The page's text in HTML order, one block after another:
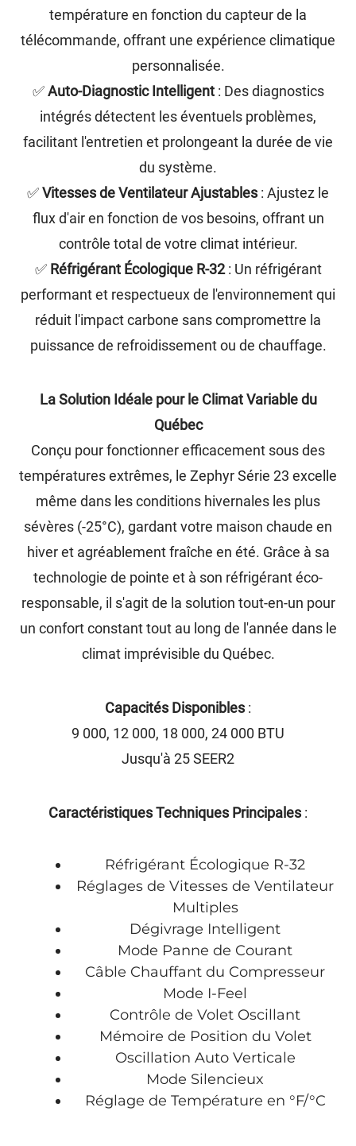
température en fonction du capteur de la
télécommande, offrant une expérience climatique
personnalisée.
✅Auto-Diagnostic Intelligent: Des diagnostics
intégrés détectent les éventuels problèmes,
facilitant l'entretien et prolongeant la durée de vie
du système.
✅Vitesses de Ventilateur Ajustables : Ajustez le
flux d'air en fonction de vos besoins, offrant un
contrôle total de votre climat intérieur.
✅ Réfrigérant Écologique R-32: Un réfrigérant
performant et respectueux de l'environnement qui
réduit l'impact carbone sans compromettre la
puissance de refroidissement ou de chauffage.
La Solution Idéale pour le Climat Variable du
Québec
Conçu pour fonctionner efficacement sous des
températures extrêmes, le Zephyr Série 23 excelle
même dans les conditions hivernales les plus
sévères (-25°C), gardant votre maison chaude en
hiver et agréablement fraîche en été. Grâce à sa
technologie de pointe et à son réfrigérant éco-
responsable, il s'agit de la solution tout-en-un pour
un confort constant tout au long de l'année dans le
climat imprévisible du Québec.
Capacités Disponibles :
9 000, 12 000, 18 000, 24 000 BTU
Jusqu'à 25 SEER2
Caractéristiques Techniques Principales :
Réfrigérant Écologique R-32
Réglages de Vitesses de Ventilateur
Multiples
Dégivrage Intelligent
Mode Panne de Courant
Câble Chauffant du Compresseur
Mode I-Feel
Contrôle de Volet Oscillant
Mémoire de Position du Volet
Oscillation Auto Verticale
Mode Silencieux
Réglage de Température en °F/°C